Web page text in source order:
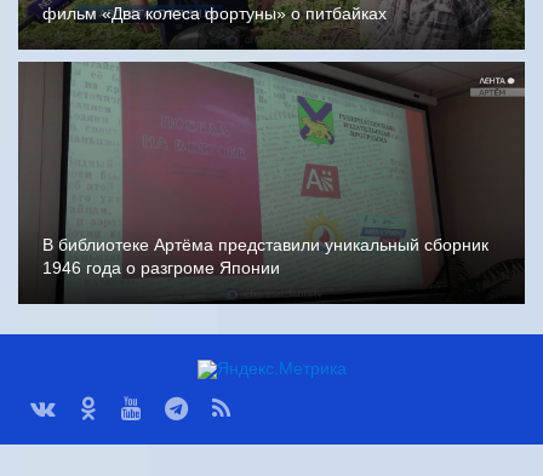
фильм «Два колеса фортуны» о питбайках
В библиотеке Артёма представили уникальный сборник
1946 года о разгроме Японии